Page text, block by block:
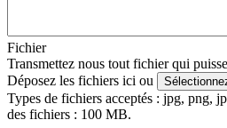
Fichier
Transmettez nous tout fichier qui
Déposez les fichiers ici ou
Types de fichiers acceptés : jpg, png,
des fichiers : 100 MB.